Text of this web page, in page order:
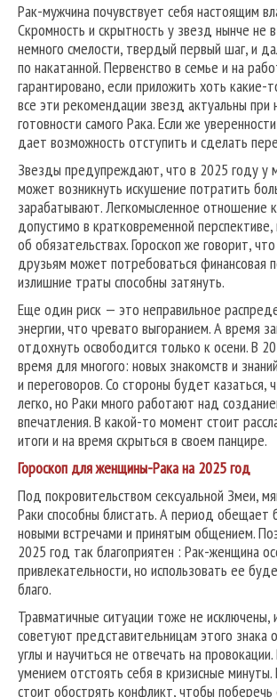
Рак-мужчина почувствует себя настоящим
Скромность и скрытность у звезд нынче не
немного смелости, твердый первый шаг, и
по накатанной. Первенство в семье и на
гарантировано, если приложить хоть какие-
все эти рекомендации звезд актуальны при
готовности самого Рака. Если же
дает возможность отступить и сделать
Звезды предупреждают, что в 2025 году у
может возникнуть искушение потратить
зарабатывают. Легкомысленное отношение
допустимо в кратковременной
об обязательствах. Гороскоп же говорит,
друзьям может потребоваться финансовая
излишние траты способны затянуть.
Еще один риск — это неправильное
энергии, что чревато выгоранием. А время
отдохнуть освободится только к осени. В
время для многого: новых знакомств и
и переговоров. Со стороны будет казаться,
легко, но Раки много работают над
впечатления. В какой-то момент стоит
итоги и на время скрыться в своем панцире.
Гороскоп для женщины-Рака на 2025 год
Под покровительством сексуальной Змеи,
Раки способны блистать. А период обещает
новыми встречами и принятым общением.
2025 год так благоприятен : Рак-женщина
привлекательности, но использовать ее
благо.
Травматичные ситуации тоже не исключены,
советуют представительницам этого знака
углы и научиться не отвечать на провокации.
умением отстоять себя в кризисные
стоит обострять конфликт, чтобы поберечь